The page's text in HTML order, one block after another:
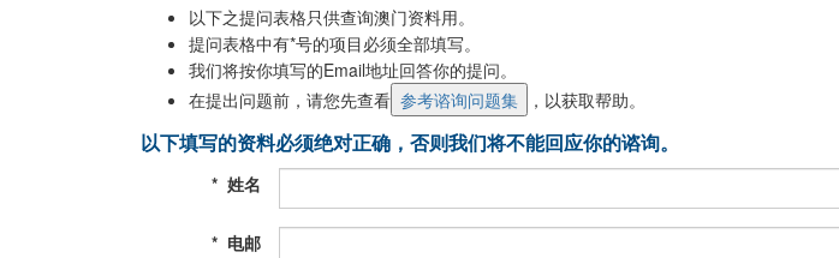
以下之提问表格只供查询澳门资料用。
提问表格中有*号的项目必须全部填写。
我们将按你填写的Email地址回答你的提问。
在提出问题前，请您先查看
，以获取帮助。
以下填写的资料必须绝对正确，否则我们将不能回应你的谘询。
* 姓名
* 电邮